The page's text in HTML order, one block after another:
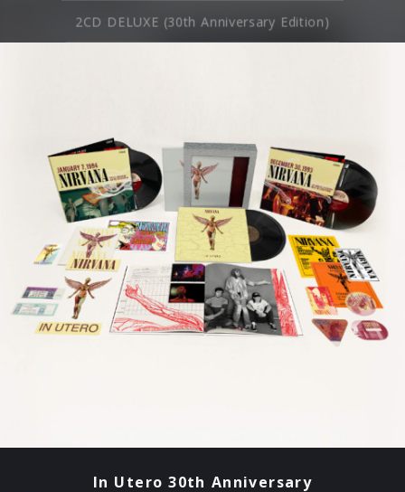
2CD DELUXE (30th Anniversary Edition)
In Utero 30th Anniversary